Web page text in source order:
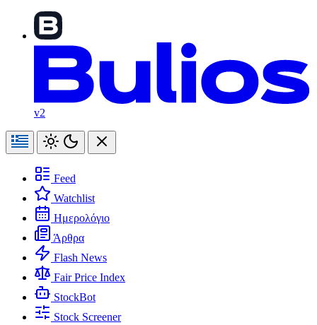
v2
Feed
Watchlist
Ημερολόγιο
Άρθρα
Flash News
Fair Price Index
StockBot
Stock Screener